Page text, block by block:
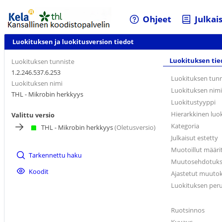
Ohjeet
Luokituksen ja luokitusversion tiedot
Luokituksen tunniste
1.2.246.537.6.253
Luokituksen nimi
THL - Mikrobin herkkyys
Valittu versio
THL - Mikrobin herkkyys(Oletusversio)
Tarkennettu haku
Koodit
Luokituksen
Luokituksen
Luokituksen nimi
Luokitustyyppi
Hierarkkinen
Kategoria
Julkaisut estetty
Muotoillut
Ajastetut
Luokituksen
Ruotsinnos